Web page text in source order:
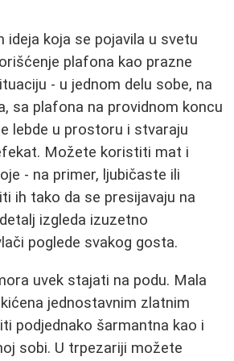
ideja koja se pojavila u svetu
plafona kao prazne
- u jednom delu sobe, na
sa plafona na providnom koncu
lebde u prostoru i stvaraju
Možete koristiti mat i
- na primer, ljubičaste ili
ih tako da se presijavaju na
izgleda izuzetno
poglede svakog gosta.
uvek stajati na podu. Mala
jednostavnim zlatnim
podjednako šarmantna kao i
sobi. U trpezariji možete